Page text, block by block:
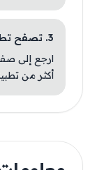
3. تصفح تطبيقات مشابهة
ارجع إلى
أكثر من